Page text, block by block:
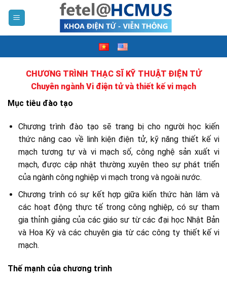
CHƯƠNG TRÌNH THẠC SĨ KỸ THUẬT ĐIỆN TỬ
Chuyên ngành Vi điện tử và thiết kế vi mạch
Mục tiêu đào tạo
Chương trình đào tạo sẽ trang bị cho người học kiến
thức nâng cao về linh kiện điện tử, kỹ năng thiết kế vi
mạch tương tự và vi mạch số, công nghệ sản xuất vi
mạch, được cập nhật thường xuyên theo sự phát triển
của ngành công nghiệp vi mạch trong và ngoài nước.
Chương trình có sự kết hợp giữa kiến thức hàn lâm và
các hoạt động thực tế trong công nghiệp, có sự tham
gia thỉnh giảng của các giáo sư từ các đại học Nhật Bản
và Hoa Kỳ và các chuyên gia từ các công ty thiết kế vi
mạch.
Thế mạnh của chương trình